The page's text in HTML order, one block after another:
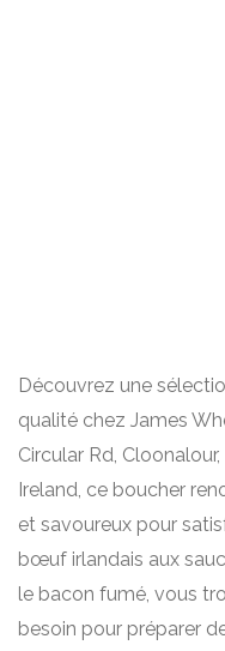
Découvrez une
qualité chez James
Circular Rd,
Ireland, ce boucher
et savoureux pour
bœuf irlandais aux
le bacon fumé, vous
besoin pour préparer